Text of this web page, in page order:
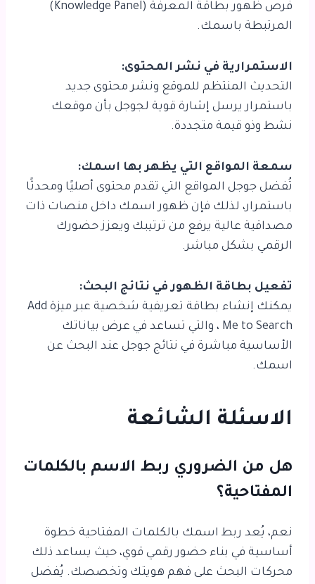
فرص ظهور بطاقة المعرفة (Knowledge Panel)
المرتبطة باسمك.
الاستمرارية في نشر المحتوى:
التحديث المنتظم للموقع ونشر محتوى جديد
باستمرار يرسل إشارة قوية لجوجل بأن موقعك
نشط وذو قيمة متجددة.
سمعة المواقع التي يظهر بها اسمك:
تُفضل جوجل المواقع التي تقدم محتوى أصليًا ومحدثًا
باستمرار، لذلك فإن ظهور اسمك داخل منصات ذات
مصداقية عالية يرفع من ترتيبك ويعزز حضورك
الرقمي بشكل مباشر.
تفعيل بطاقة الظهور في نتائج البحث:
يمكنك إنشاء بطاقة تعريفية شخصية عبر ميزة Add
Me to Search ، والتي تساعد في عرض بياناتك
الأساسية مباشرة في نتائج جوجل عند البحث عن
اسمك.
الاسئلة الشائعة
هل من الضروري ربط الاسم بالكلمات
المفتاحية؟
نعم، يُعد ربط اسمك بالكلمات المفتاحية خطوة
أساسية في بناء حضور رقمي قوي، حيث يساعد ذلك
محركات البحث على فهم هويتك وتخصصك. يُفضل